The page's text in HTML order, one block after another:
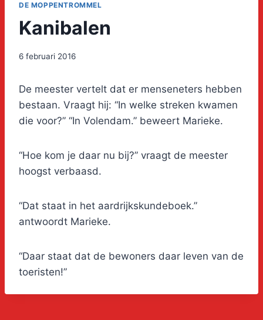
DE MOPPENTROMMEL
Kanibalen
6 februari 2016
De meester vertelt dat er menseneters hebben
bestaan. Vraagt hij: “In welke streken kwamen
die voor?” “In Volendam.” beweert Marieke.
“Hoe kom je daar nu bij?” vraagt de meester
hoogst verbaasd.
“Dat staat in het aardrijkskundeboek.”
antwoordt Marieke.
“Daar staat dat de bewoners daar leven van de
toeristen!”